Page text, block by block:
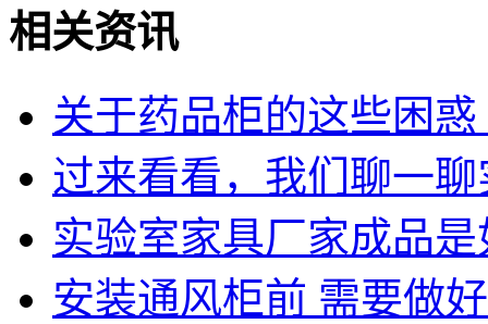
相关资讯
关于药品柜的这些困
过来看看，我们聊一
实验室家具厂家成品
安装通风柜前 需要做